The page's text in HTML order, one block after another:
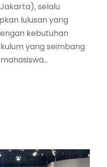
selalu
lulusan yang
kebutuhan
yang seimbang